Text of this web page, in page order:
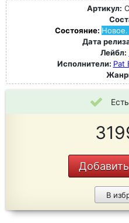
Артикул:
Состояние: Новое.
Дата
Лейбл:
Исполнители: Pat
В